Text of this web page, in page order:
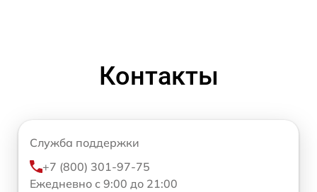
Контакты
Служба поддержки
+7 (800) 301-97-75
Ежедневно с 9:00 до 21:00